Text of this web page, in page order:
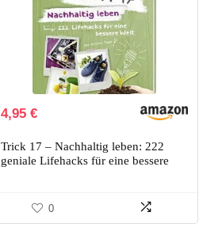
Ursprünglicher
war:
17,00 €
4,95€Aktueller
ist:
4,95 €.
Trick 17 – Nachhaltig leben: 222
geniale Lifehacks für eine bessere
0